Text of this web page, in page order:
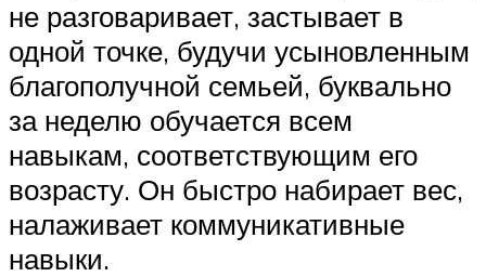
не разговаривает, застывает в
одной точке, будучи усыновленным
благополучной семьей, буквально
за неделю обучается всем
навыкам, соответствующим его
возрасту. Он быстро набирает вес,
налаживает коммуникативные
навыки.